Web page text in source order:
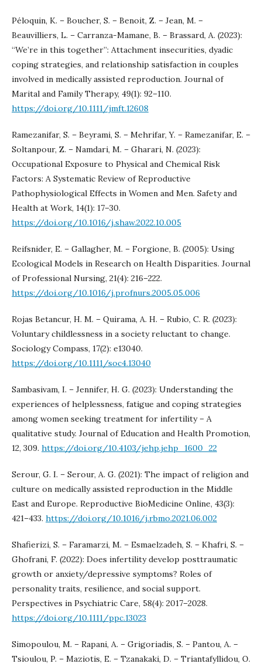
Péloquin, K. – Boucher, S. – Benoit, Z. – Jean, M. –
Beauvilliers, L. – Carranza-Mamane, B. – Brassard, A. (2023):
“We’re in this together”: Attachment insecurities, dyadic
coping strategies, and relationship satisfaction in couples
involved in medically assisted reproduction. Journal of
Marital and Family Therapy, 49(1): 92–110.
https://doi.org/10.1111/jmft.12608
Ramezanifar, S. – Beyrami, S. – Mehrifar, Y. – Ramezanifar, E. –
Soltanpour, Z. – Namdari, M. – Gharari, N. (2023):
Occupational Exposure to Physical and Chemical Risk
Factors: A Systematic Review of Reproductive
Pathophysiological Effects in Women and Men. Safety and
Health at Work, 14(1): 17–30.
https://doi.org/10.1016/j.shaw.2022.10.005
Reifsnider, E. – Gallagher, M. – Forgione, B. (2005): Using
Ecological Models in Research on Health Disparities. Journal
of Professional Nursing, 21(4): 216–222.
https://doi.org/10.1016/j.profnurs.2005.05.006
Rojas Betancur, H. M. – Quirama, A. H. – Rubio, C. R. (2023):
Voluntary childlessness in a society reluctant to change.
Sociology Compass, 17(2): e13040.
https://doi.org/10.1111/soc4.13040
Sambasivam, I. – Jennifer, H. G. (2023): Understanding the
experiences of helplessness, fatigue and coping strategies
among women seeking treatment for infertility – A
qualitative study. Journal of Education and Health Promotion,
12, 309. https://doi.org/10.4103/jehp.jehp_1600_22
Serour, G. I. – Serour, A. G. (2021): The impact of religion and
culture on medically assisted reproduction in the Middle
East and Europe. Reproductive BioMedicine Online, 43(3):
421–433. https://doi.org/10.1016/j.rbmo.2021.06.002
Shafierizi, S. – Faramarzi, M. – Esmaelzadeh, S. – Khafri, S. –
Ghofrani, F. (2022): Does infertility develop posttraumatic
growth or anxiety/depressive symptoms? Roles of
personality traits, resilience, and social support.
Perspectives in Psychiatric Care, 58(4): 2017–2028.
https://doi.org/10.1111/ppc.13023
Simopoulou, M. – Rapani, A. – Grigoriadis, S. – Pantou, A. –
Tsioulou, P. – Maziotis, E. – Tzanakaki, D. – Triantafyllidou, O.